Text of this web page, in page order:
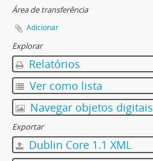
Área de transferência
Adicionar
Explorar
Relatórios
Ver como lista
Navegar objetos digitais
Exportar
Dublin Core 1.1 XML